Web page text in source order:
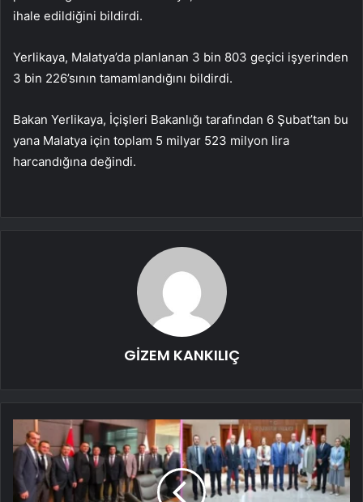
ihale edildiğini bildirdi.
Yerlikaya, Malatya’da planlanan 3 bin 803 geçici işyerinden
3 bin 226’sının tamamlandığını bildirdi.
Bakan Yerlikaya, İçişleri Bakanlığı tarafından 6 Şubat’tan bu
yana Malatya için toplam 5 milyar 523 milyon lira
harcandığına değindi.
GİZEM KANKILIÇ